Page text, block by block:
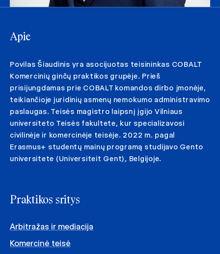
Apie
Povilas Šiaudinis yra asocijuotas teisininkas COBALT
Komercinių ginčų praktikos grupėje. Prieš
prisijungdamas prie COBALT komandos dirbo įmonėje,
teikiančioje juridinių asmenų nemokumo administravimo
paslaugas. Teisės magistro laipsnį įgijo Vilniaus
universiteto Teisės fakultete, kur specializavosi
civilinėje ir komercinėje teisėje. 2022 m. pagal
Erasmus+ studentų mainų programą studijavo Gento
universitete (Universiteit Gent), Belgijoje.
Praktikos sritys
Arbitražas ir mediacija
Komercinė teisė